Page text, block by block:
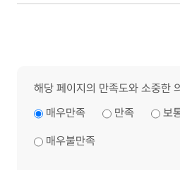
해당 페이지의 만족도와 소중한
매우만족
만족 보
매우불만족